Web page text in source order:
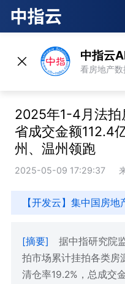
中指云
看房地产
2025年1-4月法拍
省成交金额112.4
州、温州领跑
2025-05-09 17:29:37
【开发云】集中国房
[摘要]
据中指研究院
拍市场累计挂拍各类房
清仓率19.2%，总成交